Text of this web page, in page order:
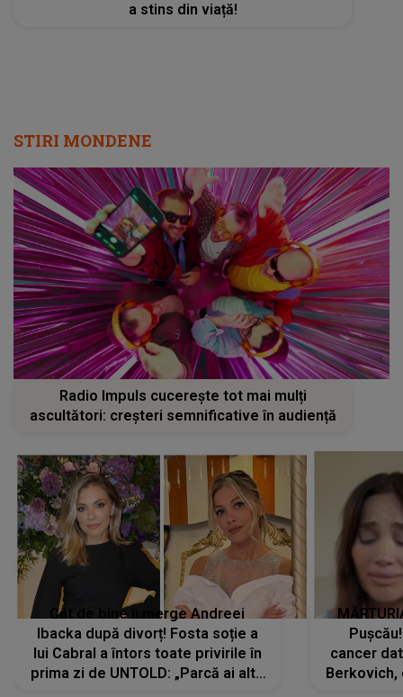
a stins din viață!
STIRI MONDENE
Radio Impuls cucerește tot mai mulți
ascultători: creșteri semnificative în audiență
Cât de bine îi merge Andreei
Ibacka după divorț! Fosta soție a
lui Cabral a întors toate privirile în
prima zi de UNTOLD: „Parcă ai altă
cancer